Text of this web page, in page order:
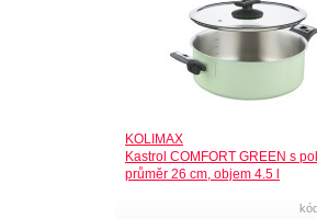
KOLIMAX
Kastrol COMFORT GREEN s
průměr 26 cm, objem 4.5 l